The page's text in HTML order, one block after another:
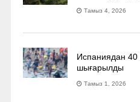
Тамыз 4, 2026
Испаниядан 40
шығарылды
Тамыз 1, 2026